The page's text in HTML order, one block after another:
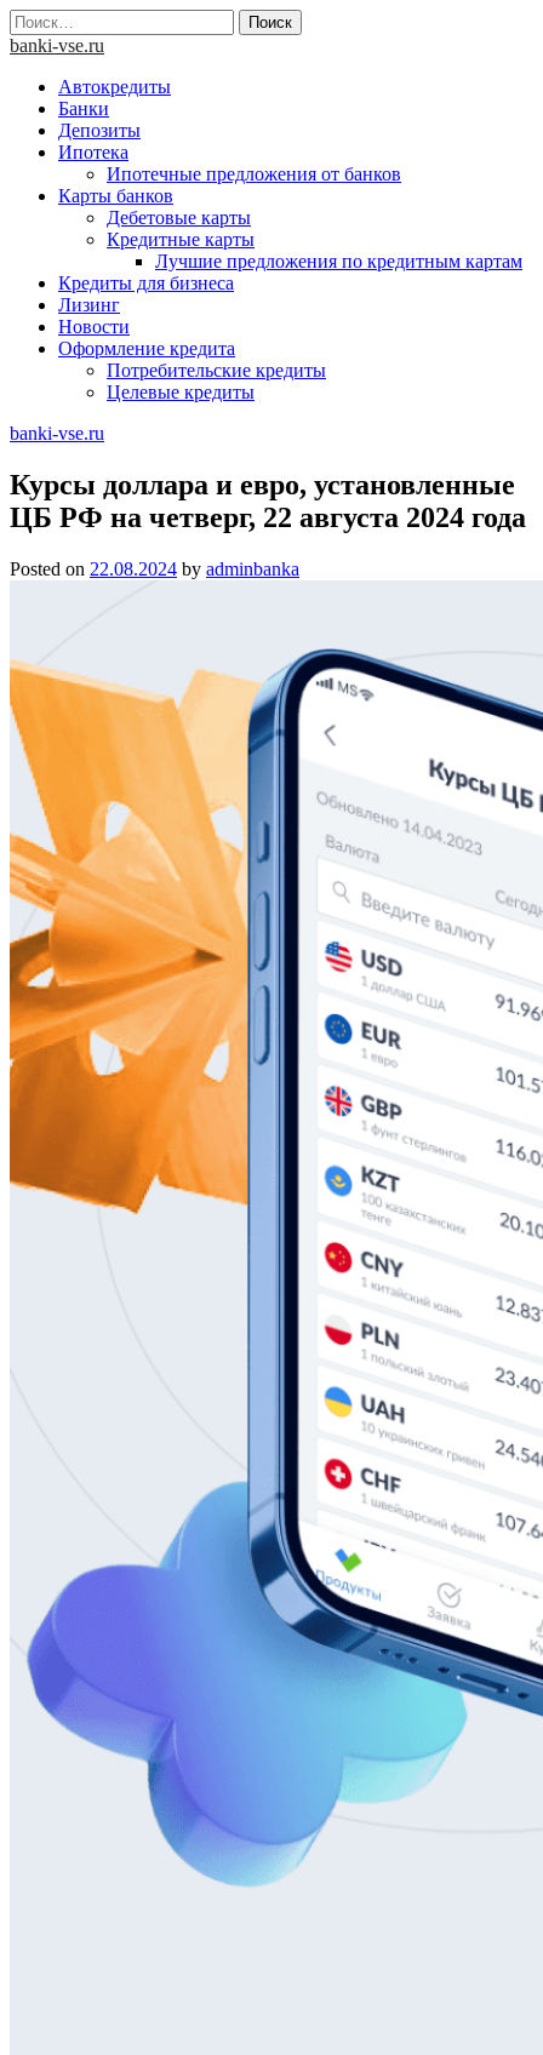
Skip
to
Найти:
banki-vse.ru
Автокредиты
Банки
Депозиты
Ипотека
Ипотечные предложения от банков
Карты банков
Дебетовые карты
Кредитные карты
Лучшие предложения по кредитным картам
Кредиты для бизнеса
Лизинг
Новости
Оформление кредита
Потребительские кредиты
Целевые кредиты
banki-vse.ru
Курсы доллара и евро, установленные
ЦБ РФ на четверг, 22 августа 2024 года
Posted on 22.08.2024 by adminbanka